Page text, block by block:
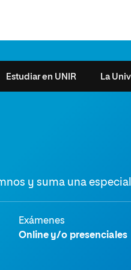
y Comunicación
Ciencias
Artes
Estudiar en UNIR
de Exámenes
de Orientación
de Atención a las
La
Consejo Social de UNIR
Claustro
Nuestros Estudiantes
y suma una
Exámenes
Online y/o presenciales